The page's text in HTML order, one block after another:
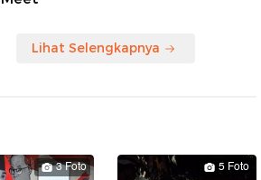
Lihat Selengkapnya
3 Foto 5 Foto